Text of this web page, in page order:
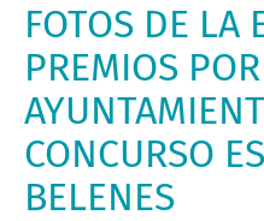
FOTOS DE LA
PREMIOS
CONCURSO
BELENES